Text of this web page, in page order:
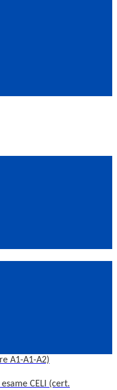
A1-A1-A2)
CELI (cert.